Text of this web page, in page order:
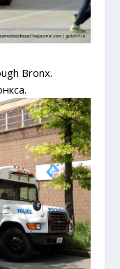
Bronx.